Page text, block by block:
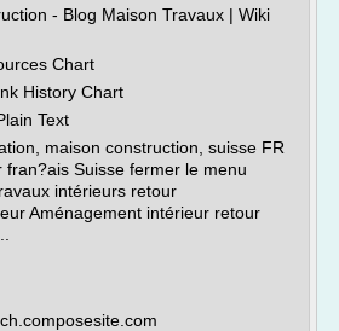
- Blog Maison Travaux | Wiki
Chart
History Chart
Text
maison construction, suisse FR
fran?ais Suisse fermer le menu
intérieurs retour
Aménagement intérieur retour